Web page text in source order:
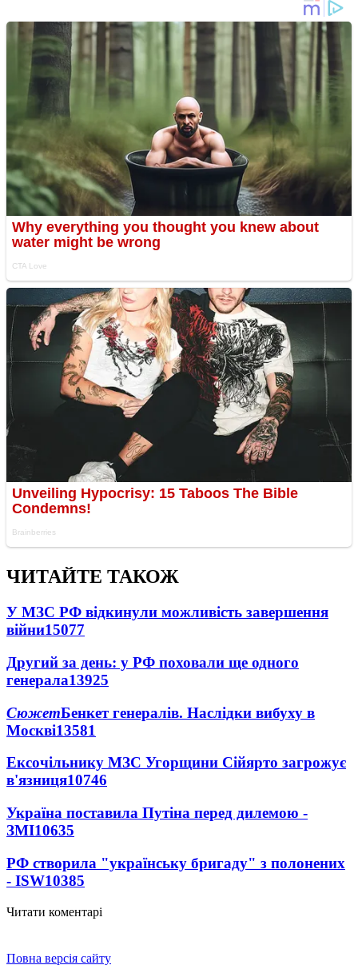
ЧИТАЙТЕ ТАКОЖ
У МЗС РФ відкинули можливість завершення
війни15077
Другий за день: у РФ поховали ще одного
генерала13925
СюжетБенкет генералів. Наслідки вибуху в
Москві13581
Ексочільнику МЗС Угорщини Сійярто загрожує
в'язниця10746
Україна поставила Путіна перед дилемою -
ЗМІ10635
РФ створила "українську бригаду" з полонених
- ISW10385
Читати коментарі
Повна версія сайту